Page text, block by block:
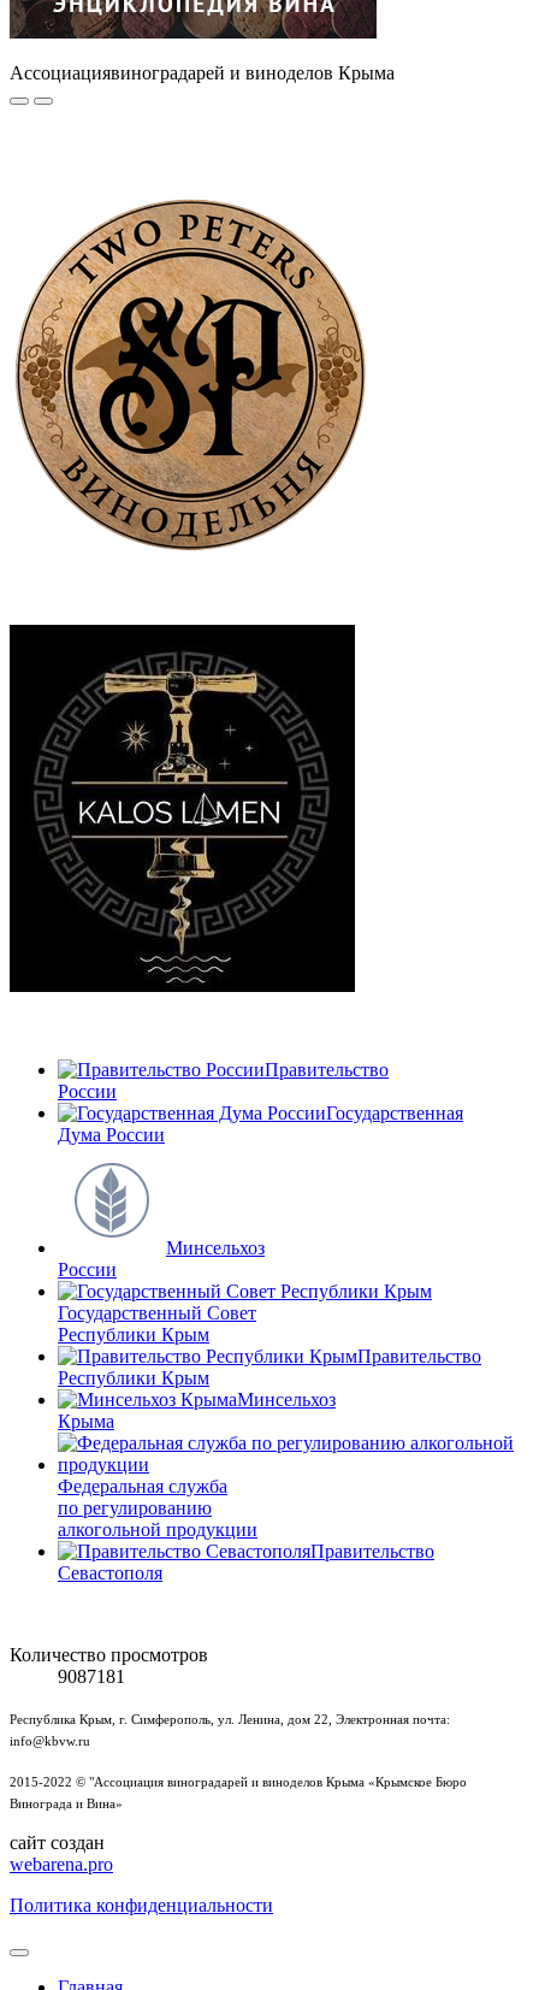
Ассоциациявиноградарей и виноделов Крыма
Правительство
России
Государственная
Дума России
Минсельхоз
России
Государственный Совет
Республики Крым
Правительство
Республики Крым
Минсельхоз
Крыма
Федеральная служба
по регулированию
алкогольной продукции
Правительство
Севастополя
Количество просмотров
9087181
Республика Крым, г. Симферополь, ул. Ленина, дом 22, Электронная почта:
info@kbvw.ru
2015-2022 © "Ассоциация виноградарей и виноделов Крыма «Крымское Бюро
Винограда и Вина»
сайт создан
webarena.pro
Политика конфиденциальности